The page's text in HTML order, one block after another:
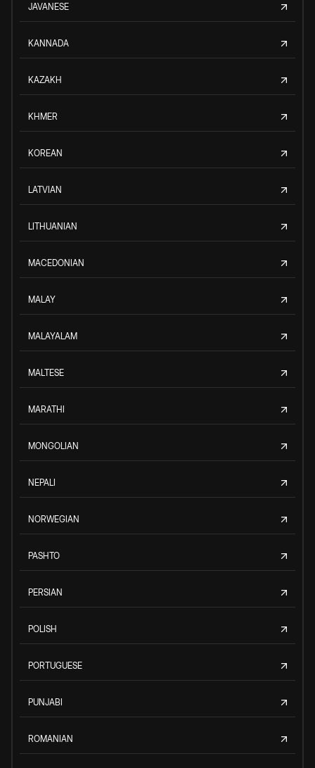
JAVANESE
KANNADA
KAZAKH
KHMER
KOREAN
LATVIAN
LITHUANIAN
MACEDONIAN
MALAY
MALAYALAM
MALTESE
MARATHI
MONGOLIAN
NEPALI
NORWEGIAN
PASHTO
PERSIAN
POLISH
PORTUGUESE
PUNJABI
ROMANIAN